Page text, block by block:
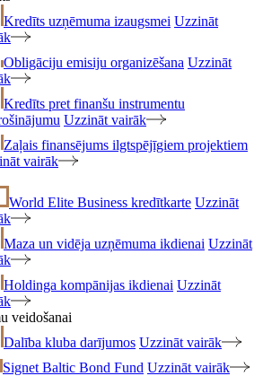
Kredīts uzņēmuma izaugsmei Uzzināt
Obligāciju emisiju organizēšana Uzzināt
Kredīts pret finanšu instrumentu
Uzzināt vairāk
Zaļais finansējums ilgtspējīgiem projektiem
vairāk
World Elite Business kredītkarte Uzzināt
Maza un vidēja uzņēmuma ikdienai Uzzināt
Holdinga kompānijas ikdienai Uzzināt
veidošanai
Dalība kluba darījumos Uzzināt vairāk
Signet Baltic Bond Fund Uzzināt vairāk